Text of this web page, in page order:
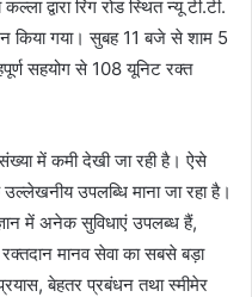
द्वारा रिंग रोड स्थित न्यू टी.टी.
किया गया। सुबह 11 बजे से शाम 5
सहयोग से 108 यूनिट रक्त
में कमी देखी जा रही है। ऐसे
उपलब्धि माना जा रहा है।
में अनेक सुविधाएं उपलब्ध हैं,
मानव सेवा का सबसे बड़ा
बेहतर प्रबंधन तथा स्मीमेर